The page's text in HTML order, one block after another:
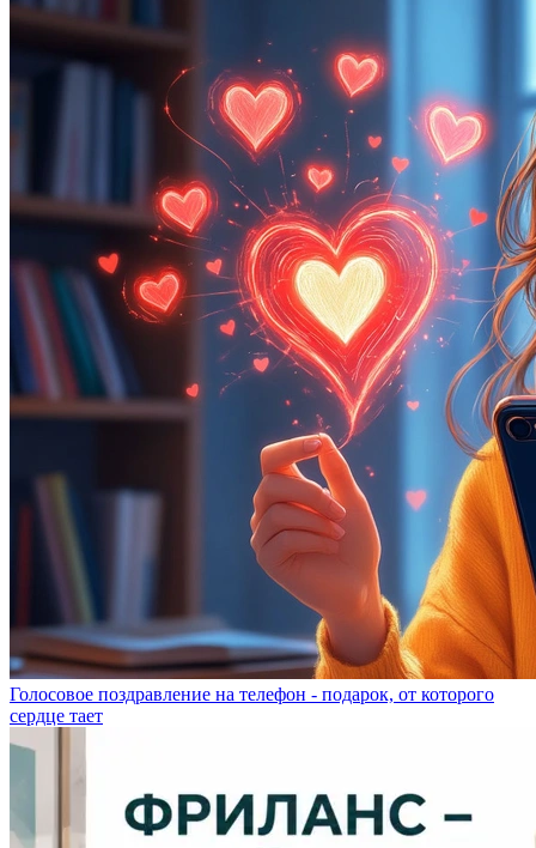
Голосовое поздравление на телефон - подарок, от которого
сердце тает